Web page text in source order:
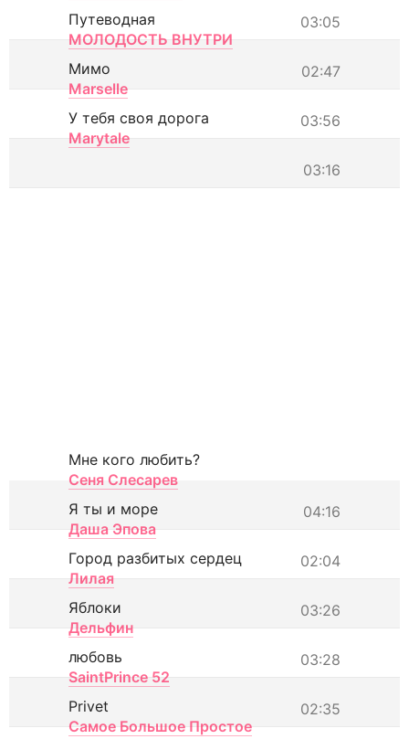
03:05
Путеводная
МОЛОДОСТЬ ВНУТРИ
02:47
Мимо
Marselle
03:56
У тебя своя дорога
Marytale
03:16
Мне кого любить?
Сеня Слесарев
04:16
Я ты и море
Даша Эпова
02:04
Город разбитых сердец
Лилая
03:26
Яблоки
Дельфин
03:28
любовь
SaintPrince 52
02:35
Privet
Самое Большое Простое